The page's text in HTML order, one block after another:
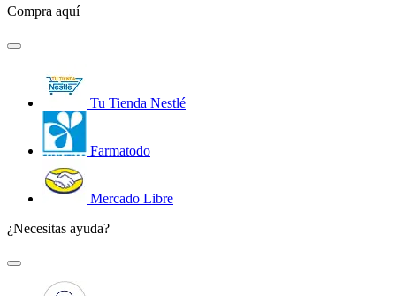
Compra aquí
Tu Tienda Nestlé
Farmatodo
Mercado Libre
¿Necesitas ayuda?